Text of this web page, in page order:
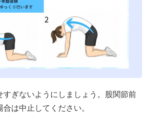
すぎないようにしましょう。股関節前
は中止してください。